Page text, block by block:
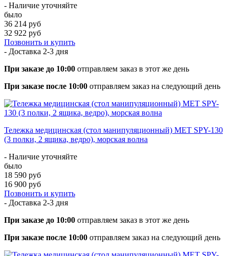
- Наличие уточняйте
было
36 214 руб
32 922 руб
Позвонить и купить
- Доставка 2-3 дня
При заказе до 10:00 отправляем заказ в этот же день
При заказе после 10:00 отправляем заказ на следующий день
Тележка медицинская (стол манипуляционный) МЕТ SPY-130
(3 полки, 2 ящика, ведро), морская волна
- Наличие уточняйте
было
18 590 руб
16 900 руб
Позвонить и купить
- Доставка 2-3 дня
При заказе до 10:00 отправляем заказ в этот же день
При заказе после 10:00 отправляем заказ на следующий день